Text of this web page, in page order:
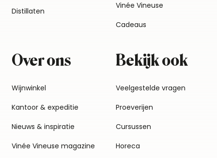
Distillaten
Vinée Vineuse
Cadeaus
Over ons
Wijnwinkel
Kantoor & expeditie
Nieuws & inspiratie
Vinée Vineuse magazine
Bekijk ook
Veelgestelde vragen
Proeverijen
Cursussen
Horeca